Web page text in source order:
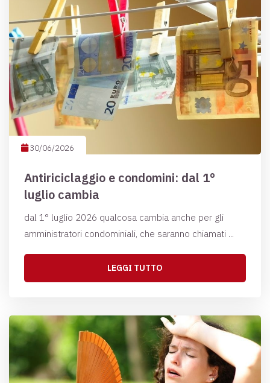
30/06/2026
Antiriciclaggio e condomini: dal 1°
luglio cambia
dal 1° luglio 2026 qualcosa cambia anche per gli
amministratori condominiali, che saranno chiamati ...
LEGGI TUTTO